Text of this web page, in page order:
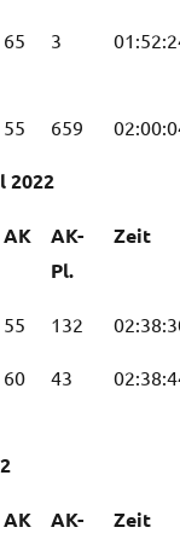
65 3
55 659
2022
AK
AK-
Pl.
Zeit
55 132
60 43
AK
AK-
Zeit